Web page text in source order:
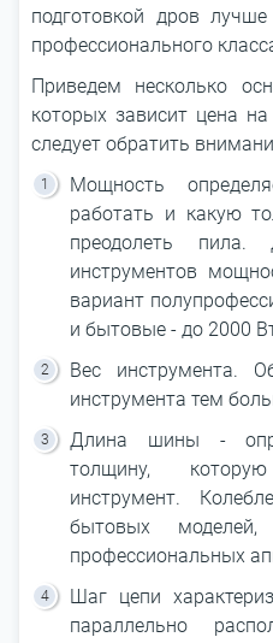
подготовкой дров
профессионального
Приведем несколько
которых зависит цена
следует обратить
Мощность
работать и какую
преодолеть пила.
инструментов
вариант
и бытовые - до 2000
Вес инструмента.
инструмента тем
Длина шины -
толщину,
инструмент.
бытовых
профессиональных
Шаг цепи
параллельно